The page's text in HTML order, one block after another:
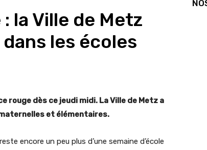
la Ville de Metz
les écoles
rouge dès ce jeudi midi. La Ville de Metz a
et élémentaires.
encore un peu plus d’une semaine d’école